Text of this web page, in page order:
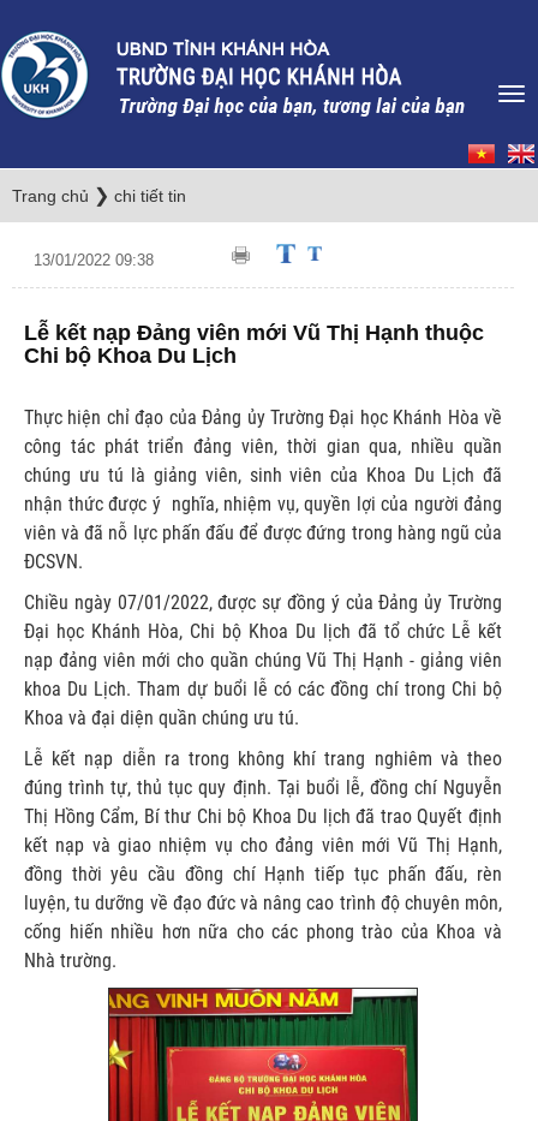
Trang chủ ❯ chi tiết tin
13/01/2022 09:38
Lễ kết nạp Đảng viên mới Vũ Thị Hạnh thuộc
Chi bộ Khoa Du Lịch
Thực hiện chỉ đạo của Đảng ủy Trường Đại học Khánh Hòa về
công tác phát triển đảng viên, thời gian qua, nhiều quần
chúng ưu tú là giảng viên, sinh viên của Khoa Du Lịch đã
nhận thức được ý nghĩa, nhiệm vụ, quyền lợi của người đảng
viên và đã nỗ lực phấn đấu để được đứng trong hàng ngũ của
ĐCSVN.
Chiều ngày 07/01/2022, được sự đồng ý của Đảng ủy Trường
Đại học Khánh Hòa, Chi bộ Khoa Du lịch đã tổ chức Lễ kết
nạp đảng viên mới cho quần chúng Vũ Thị Hạnh - giảng viên
khoa Du Lịch. Tham dự buổi lễ có các đồng chí trong Chi bộ
Khoa và đại diện quần chúng ưu tú.
Lễ kết nạp diễn ra trong không khí trang nghiêm và theo
đúng trình tự, thủ tục quy định. Tại buổi lễ, đồng chí Nguyễn
Thị Hồng Cẩm, Bí thư Chi bộ Khoa Du lịch đã trao Quyết định
kết nạp và giao nhiệm vụ cho đảng viên mới Vũ Thị Hạnh,
đồng thời yêu cầu đồng chí Hạnh tiếp tục phấn đấu, rèn
luyện, tu dưỡng về đạo đức và nâng cao trình độ chuyên môn,
cống hiến nhiều hơn nữa cho các phong trào của Khoa và
Nhà trường.